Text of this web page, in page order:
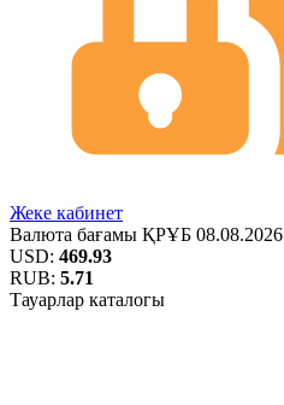
Жеке кабинет
Валюта бағамы ҚРҰБ 08.08.2026
USD: 469.93
RUB: 5.71
Тауарлар каталогы